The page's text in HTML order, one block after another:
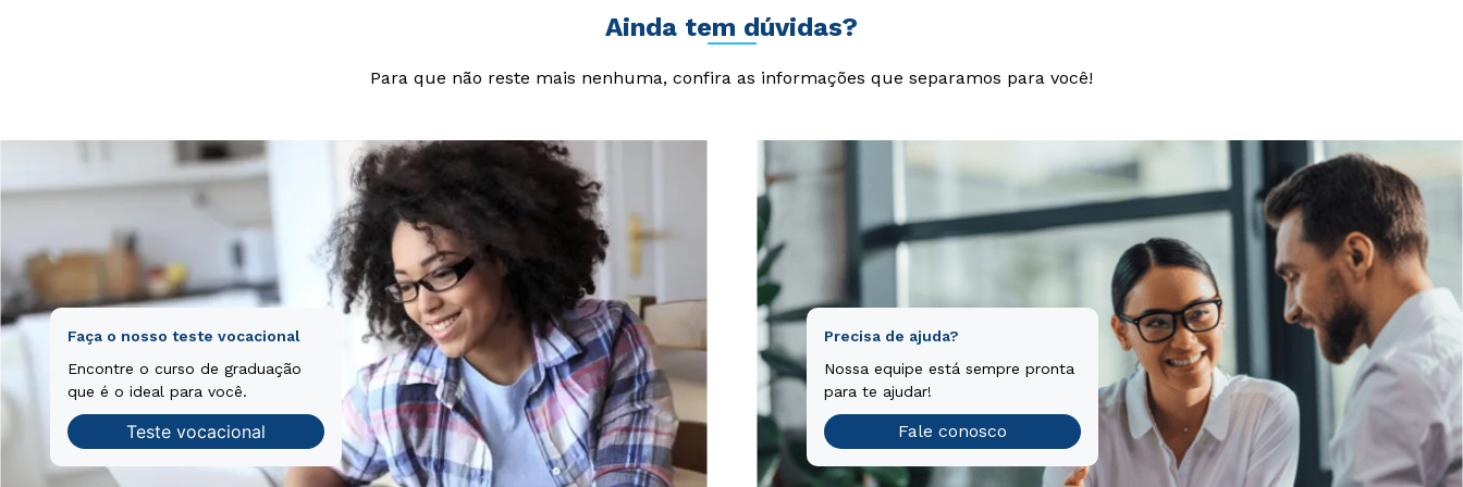
Ainda tem dúvidas?
Para que não reste mais nenhuma, confira as informações que separamos para você!
Faça o nosso teste vocacional
Encontre o curso de graduação
que é o ideal para você.
Teste vocacional
Precisa de ajuda?
Nossa equipe está sempre pronta
para te ajudar!
Fale conosco